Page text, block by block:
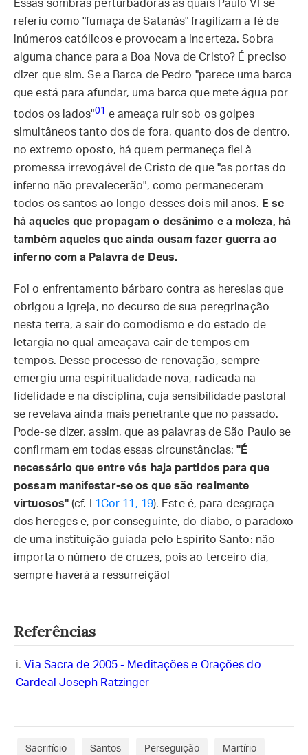
Essas sombras perturbadoras às quais Paulo VI se
referiu como "fumaça de Satanás" fragilizam a fé de
inúmeros católicos e provocam a incerteza. Sobra
alguma chance para a Boa Nova de Cristo? É preciso
dizer que sim. Se a Barca de Pedro "parece uma barca
que está para afundar, uma barca que mete água por
todos os lados"01 e ameaça ruir sob os golpes
simultâneos tanto dos de fora, quanto dos de dentro,
no extremo oposto, há quem permaneça fiel à
promessa irrevogável de Cristo de que "as portas do
inferno não prevalecerão", como permaneceram
todos os santos ao longo desses dois mil anos. E se
há aqueles que propagam o desânimo e a moleza, há
também aqueles que ainda ousam fazer guerra ao
inferno com a Palavra de Deus.
Foi o enfrentamento bárbaro contra as heresias que
obrigou a Igreja, no decurso de sua peregrinação
nesta terra, a sair do comodismo e do estado de
letargia no qual ameaçava cair de tempos em
tempos. Desse processo de renovação, sempre
emergiu uma espiritualidade nova, radicada na
fidelidade e na disciplina, cuja sensibilidade pastoral
se revelava ainda mais penetrante que no passado.
Pode-se dizer, assim, que as palavras de São Paulo se
confirmam em todas essas circunstâncias:"É
necessário que entre vós haja partidos para que
possam manifestar-se os que são realmente
virtuosos" (cf. I 1Cor 11, 19). Este é, para desgraça
dos hereges e, por conseguinte, do diabo, o paradoxo
de uma instituição guiada pelo Espírito Santo: não
importa o número de cruzes, pois ao terceiro dia,
sempre haverá a ressurreição!
Referências
Via Sacra de 2005 - Meditações e Orações do
Cardeal Joseph Ratzinger
Sacrifício Santos Perseguição Martírio